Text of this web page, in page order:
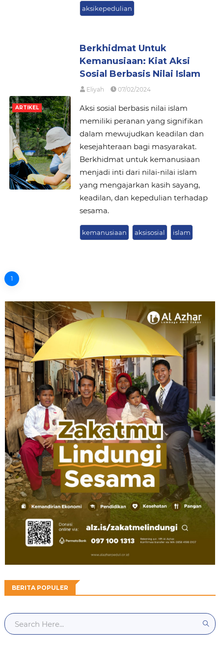
aksikepedulian
ARTIKEL
Berkhidmat Untuk
Kemanusiaan: Kiat Aksi
Sosial Berbasis Nilai Islam
Eliyah 07/02/2024
Aksi sosial berbasis nilai islam
memiliki peranan yang signifikan
dalam mewujudkan keadilan dan
kesejahteraan bagi masyarakat.
Berkhidmat untuk kemanusiaan
menjadi inti dari nilai-nilai islam
yang mengajarkan kasih sayang,
keadilan, dan kepedulian terhadap
sesama.
kemanusiaan aksisosial islam
1
BERITA POPULER